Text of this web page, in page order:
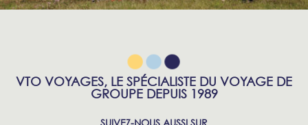
VTO VOYAGES, LE SPÉCIALISTE DU VOYAGE DE
GROUPE DEPUIS 1989